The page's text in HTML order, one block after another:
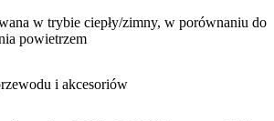
w trybie ciepły/zimny, w porównaniu do
powietrzem
i akcesoriów